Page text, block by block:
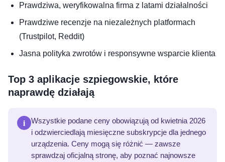
Prawdziwa, weryfikowalna firma z latami działalności
Prawdziwe recenzje na niezależnych platformach
(Trustpilot, Reddit)
Jasna polityka zwrotów i responsywne wsparcie klienta
Top 3 aplikacje szpiegowskie, które
naprawdę działają
i
Wszystkie podane ceny obowiązują od kwietnia 2026
i odzwierciedlają miesięczne subskrypcje dla jednego
urządzenia. Ceny mogą się różnić — zawsze
sprawdzaj oficjalną stronę, aby poznać najnowsze